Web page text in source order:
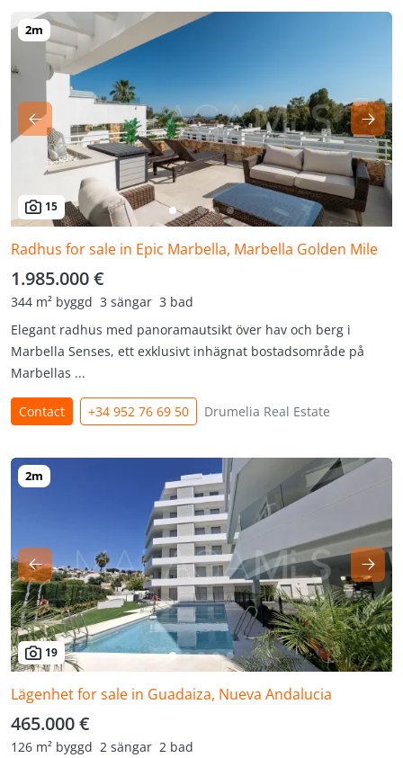
15
Radhus for sale in Epic Marbella, Marbella Golden Mile
1.985.000 €
344 m² byggd 3 sängar 3 bad
Elegant radhus med panoramautsikt över hav och berg i
Marbella Senses, ett exklusivt inhägnat bostadsområde på
Marbellas ...
Contact +34 952 76 69 50 Drumelia Real Estate
19
Lägenhet for sale in Guadaiza, Nueva Andalucia
465.000 €
126 m² byggd 2 sängar 2 bad